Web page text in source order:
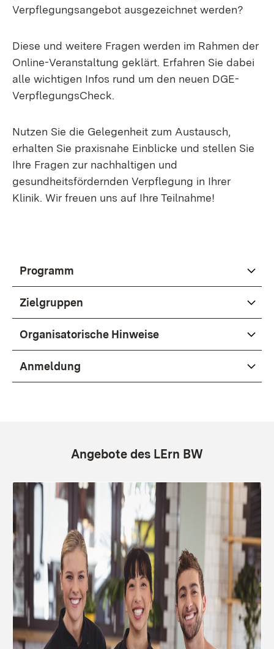
Verpflegungsangebot ausgezeichnet werden?
Diese und weitere Fragen werden im Rahmen der
Online-Veranstaltung geklärt. Erfahren Sie dabei
alle wichtigen Infos rund um den neuen DGE-
VerpflegungsCheck.
Nutzen Sie die Gelegenheit zum Austausch,
erhalten Sie praxisnahe Einblicke und stellen Sie
Ihre Fragen zur nachhaltigen und
gesundheitsfördernden Verpflegung in Ihrer
Klinik. Wir freuen uns auf Ihre Teilnahme!
Programm
Zielgruppen
Organisatorische Hinweise
Anmeldung
Angebote des LErn BW